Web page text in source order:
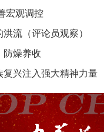
宏观调控
流（评论员观察）
防燥养收
兴注入强大精神力量